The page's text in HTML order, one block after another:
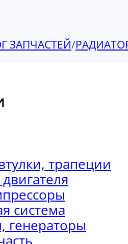
ЗАПЧАСТЕЙ/
трапеции
система
генераторы